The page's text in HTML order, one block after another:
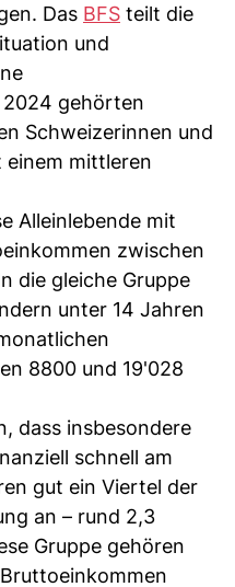
Das BFS teilt die
und
2024 gehörten
Schweizerinnen und
einem mittleren
Alleinlebende mit
zwischen
die gleiche Gruppe
unter 14 Jahren
8800 und 19'028
dass insbesondere
schnell am
gut ein Viertel der
an – rund 2,3
Gruppe gehören